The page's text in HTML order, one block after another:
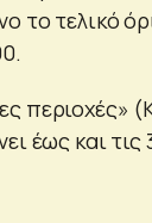
το τελικό
περιοχές»
έως και τις